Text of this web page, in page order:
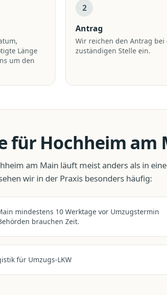
Länge
um den
2
Antrag
Wir reichen den Antrag bei
zuständigen Stelle ein.
für Hochheim am
am Main läuft meist anders als in
wir in der Praxis besonders häufig:
mindestens 10 Werktage vor Umzugstermin
brauchen Zeit.
für Umzugs-LKW